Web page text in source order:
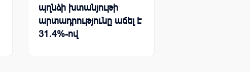
պղնձի խտանյութի
արտադրությունը աճել է
31․4%-ով